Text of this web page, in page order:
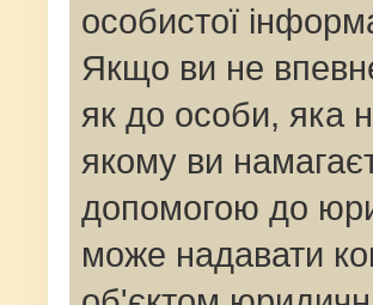
особистої
Якщо ви не
як до особи, яка
якому ви
допомогою до
може надавати